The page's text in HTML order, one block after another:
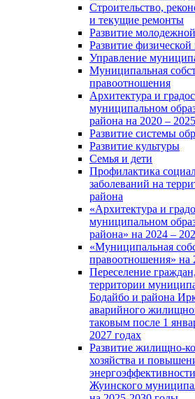
Строительство,
и текущие ремонты
Развитие
Развитие физической
Управление
Муниципальная
правоотношения
Архитектура и
муниципальном
района на 2020 –
Развитие системы
Развитие культуры
Семья и дети
Профилактика
заболеваний на
района
«Архитектура и
муниципальном
района» на 2024 –
«Муниципальная
правоотношения» на
Переселение
территории
Бодайбо и района
аварийного
таковым после 1
2027 годах
Развитие жилищно-
хозяйства и
Жуинского